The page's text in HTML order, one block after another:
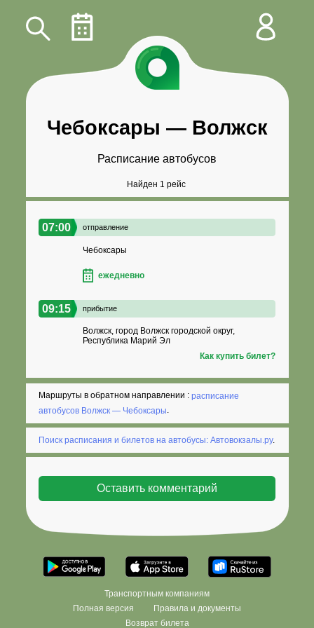
Чебоксары — Волжск
Расписание автобусов
Найден 1 рейс
07:00 отправление
Чебоксары
ежедневно
09:15 прибытие
Волжск, город Волжск городской округ,
Республика Марий Эл
Как купить билет?
Маршруты в обратном направлении :расписание
автобусов Волжск — Чебоксары.
Поиск расписания и билетов на автобусы: Автовокзалы.ру.
Транспортным компаниям
Полная версия
Правила и документы
Возврат билета